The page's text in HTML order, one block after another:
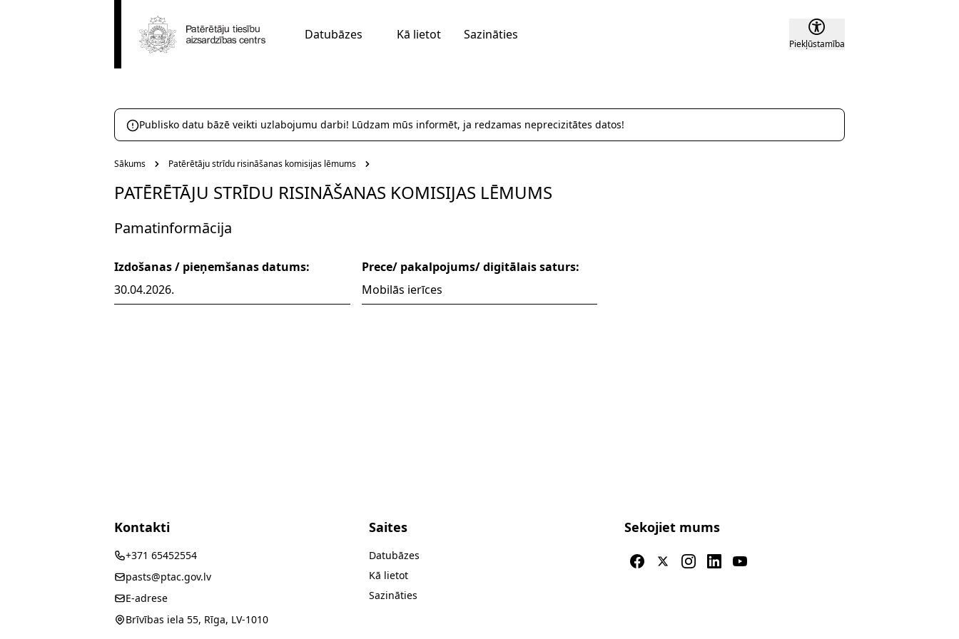
Datubāzes Kā lietot Sazināties
Piekļūstamība
Publisko datu bāzē veikti uzlabojumu darbi! Lūdzam mūs informēt, ja redzamas neprecizitātes datos!
Sākums Patērētāju strīdu risināšanas komisijas lēmums
PATĒRĒTĀJU STRĪDU RISINĀŠANAS KOMISIJAS LĒMUMS
Pamatinformācija
Izdošanas / pieņemšanas datums:
30.04.2026.
Prece/ pakalpojums/ digitālais saturs:
Mobilās ierīces
Kontakti
+371 65452554
pasts@ptac.gov.lv
E-adrese
Brīvības iela 55, Rīga, LV-1010
Saites
Datubāzes
Kā lietot
Sazināties
Sekojiet mums